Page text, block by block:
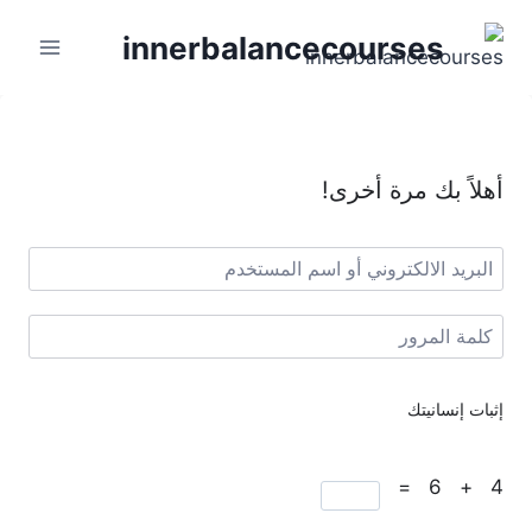
innerbalancecourses
أهلاً بك مرة أخرى!
إثبات إنسانيتك
4 + 6 =